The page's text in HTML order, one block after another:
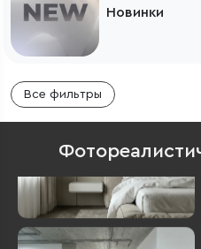
Светильники
Все фильтры